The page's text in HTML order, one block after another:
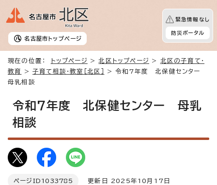
名古屋市 トップページ
緊急情報なし
防災ポータル
現在の位置： トップページ >北区トップページ > 北区の子育て・
教育
>子育て相談・教室［北区］
> 令和7年度 北保健センター
母乳相談
令和7年度 北保健センター 母乳
相談
ページID 1033785 更新日 2025年10月17日